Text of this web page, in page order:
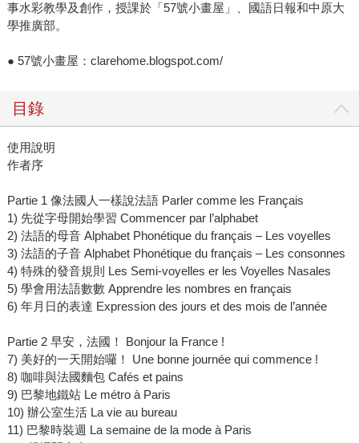
事水彩教學及創作，授課於「57號小畫屋」、國語日報和中原大
學推廣部。
● 57號小畫屋：clarehome.blogspot.com/
目錄
使用說明
作者序
Partie 1 像法國人一樣說法語 Parler comme les Français
1) 先從字母開始學習 Commencer par l’alphabet
2) 法語的母音 Alphabet Phonétique du français – Les voyelles
3) 法語的子音 Alphabet Phonétique du français – Les consonnes
4) 特殊的發音規則 Les Semi-voyelles er les Voyelles Nasales
5) 學會用法語數數 Apprendre les nombres en français
6) 年月日的表達 Expression des jours et des mois de l’année
Partie 2 早安，法國！ Bonjour la France !
7) 美好的一天開始囉！ Une bonne journée qui commence !
8) 咖啡與法國麵包 Cafés et pains
9) 巴黎地鐵站 Le métro à Paris
10) 辦公室生活 La vie au bureau
11) 巴黎時裝週 La semaine de la mode à Paris